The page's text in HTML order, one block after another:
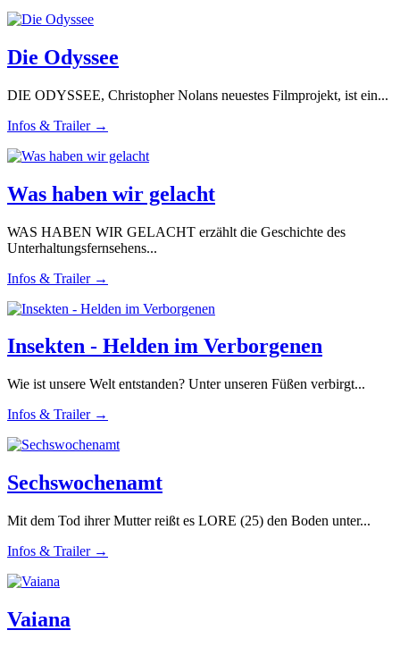
Die Odyssee
DIE ODYSSEE, Christopher Nolans neuestes Filmprojekt, ist ein...
Infos & Trailer →
Was haben wir gelacht
WAS HABEN WIR GELACHT erzählt die Geschichte des
Unterhaltungsfernsehens...
Infos & Trailer →
Insekten - Helden im Verborgenen
Wie ist unsere Welt entstanden? Unter unseren Füßen verbirgt...
Infos & Trailer →
Sechswochenamt
Mit dem Tod ihrer Mutter reißt es LORE (25) den Boden unter...
Infos & Trailer →
Vaiana